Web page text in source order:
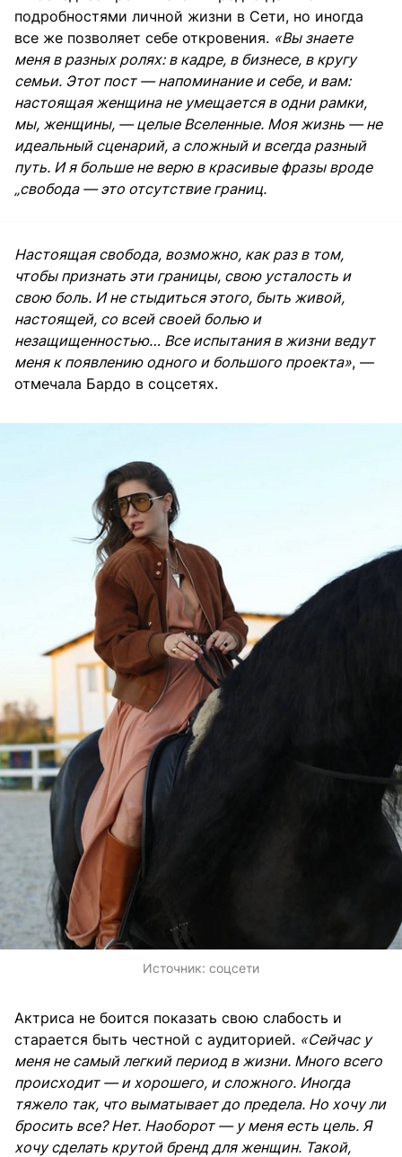
подробностями личной жизни в Сети, но иногда
все же позволяет себе откровения. «Вы знаете
меня в разных ролях: в кадре, в бизнесе, в кругу
семьи. Этот пост — напоминание и себе, и вам:
настоящая женщина не умещается в одни рамки,
мы, женщины, — целые Вселенные. Моя жизнь — не
идеальный сценарий, а сложный и всегда разный
путь. И я больше не верю в красивые фразы вроде
„свобода — это отсутствие границ.
Настоящая свобода, возможно, как раз в том,
чтобы признать эти границы, свою усталость и
свою боль. И не стыдиться этого, быть живой,
настоящей, со всей своей болью и
незащищенностью… Все испытания в жизни ведут
меня к появлению одного и большого проекта», —
отмечала Бардо в соцсетях.
Источник: соцсети
Актриса не боится показать свою слабость и
старается быть честной с аудиторией. «Сейчас у
меня не самый легкий период в жизни. Много всего
происходит — и хорошего, и сложного. Иногда
тяжело так, что выматывает до предела. Но хочу ли
бросить все? Нет. Наоборот — у меня есть цель. Я
хочу сделать крутой бренд для женщин. Такой,